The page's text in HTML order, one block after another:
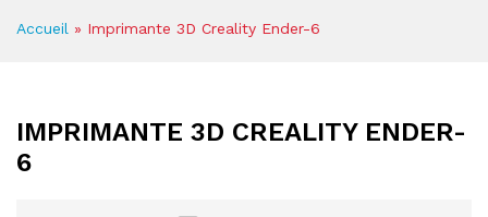
Accueil » Imprimante 3D Creality Ender-6
IMPRIMANTE 3D CREALITY ENDER-
6